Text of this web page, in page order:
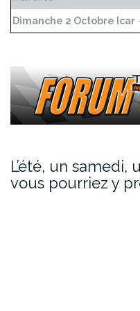
Dimanche 2 Octobre Icar
L’été, un samedi,
vous pourriez y